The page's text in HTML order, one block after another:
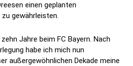
einen geplanten
gewährleisten.
Jahre beim FC Bayern. Nach
habe ich mich nun
außergewöhnlichen Dekade meine